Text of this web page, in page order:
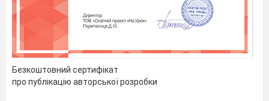
Безкоштовний сертифікат
про публікацію авторської розробки